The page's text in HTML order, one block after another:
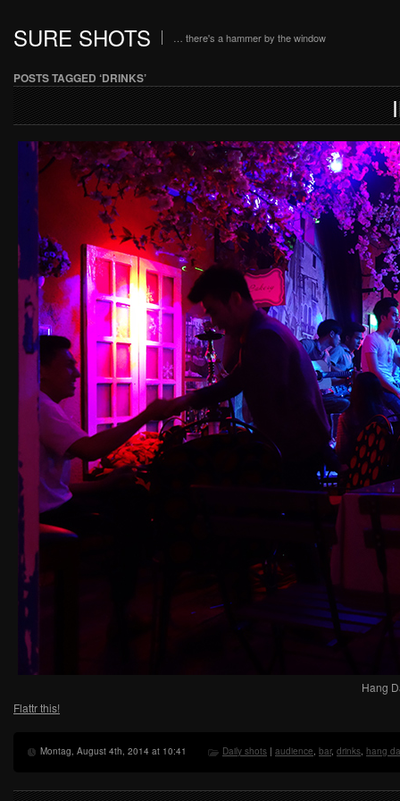
SURE SHOTS … there's a hammer by the window
POSTS TAGGED ‘DRINKS’
Hang
Flattr this!
Montag, August 4th, 2014 at 10:41 Daily shots | audience, bar, drinks, hang